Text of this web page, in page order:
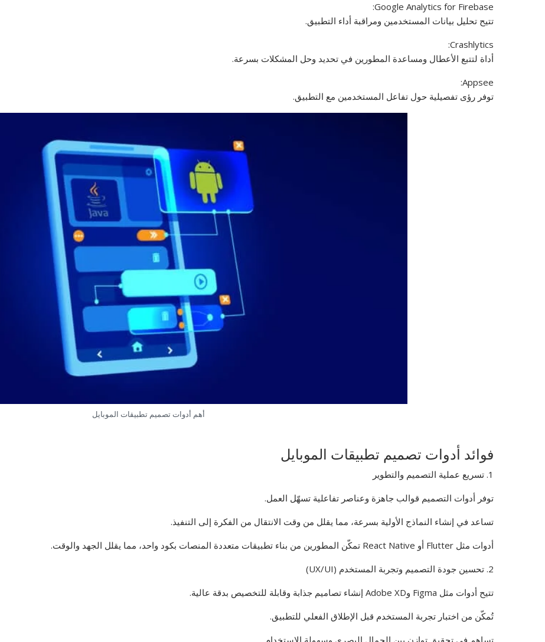
Google Analytics for Firebase:
تتيح تحليل بيانات المستخدمين ومراقبة أداء التطبيق.
Crashlytics:
أداة لتتبع الأعطال ومساعدة المطورين في تحديد وحل المشكلات بسرعة.
Appsee:
توفر رؤى تفصيلية حول تفاعل المستخدمين مع التطبيق.
أهم أدوات تصميم تطبيقات الموبايل
فوائد أدوات تصميم تطبيقات الموبايل
1. تسريع عملية التصميم والتطوير
توفر أدوات التصميم قوالب جاهزة وعناصر تفاعلية تسهّل العمل.
تساعد في إنشاء النماذج الأولية بسرعة، مما يقلل من وقت الانتقال من الفكرة إلى التنفيذ.
أدوات مثل Flutter أو React Native تمكّن المطورين من بناء تطبيقات متعددة المنصات بكود واحد، مما يقلل الجهد والوقت.
2. تحسين جودة التصميم وتجربة المستخدم (UX/UI)
تتيح أدوات مثل Figma وAdobe XD إنشاء تصاميم جذابة وقابلة للتخصيص بدقة عالية.
تُمكّن من اختبار تجربة المستخدم قبل الإطلاق الفعلي للتطبيق.
تساهم في تحقيق توازن بين الجمال البصري وسهولة الاستخدام.